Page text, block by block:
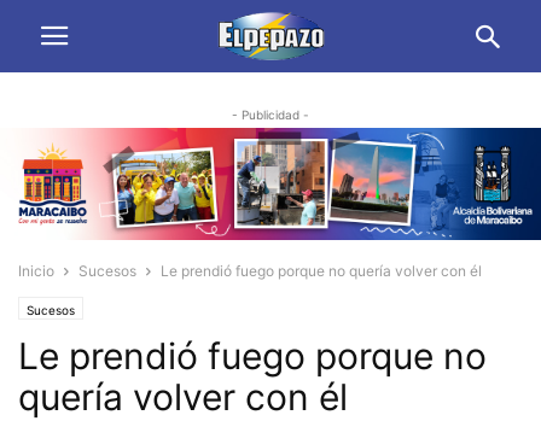
- Publicidad -
Inicio Sucesos Le prendió fuego porque no quería volver con él
Sucesos
Le prendió fuego porque no
quería volver con él